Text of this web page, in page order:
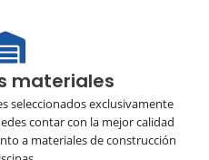
materiales
seleccionados exclusivamente
contar con la mejor calidad
a materiales de construcción